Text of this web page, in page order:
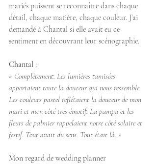
mariés puissent se reconnaître dans chaque
détail, chaque matière, chaque couleur. J’ai
demandé à Chantal si elle avait eu ce
sentiment en découvrant leur scénographie.
Chantal :
« Complètement. Les lumières tamisées
apportaient toute la douceur qui nous ressemble.
Les couleurs pastel reflétaient la douceur de mon
mari et mon côté très émotif. La pampa et les
fleurs de palmier rappelaient notre côté solaire et
festif. Tout avait du sens. Tout était là. »
Mon regard de wedding planner